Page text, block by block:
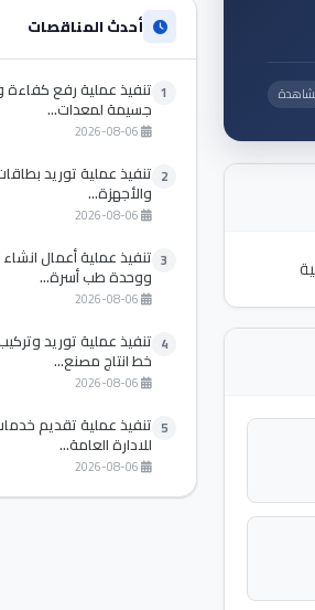
أحدث المناقصات
1 تنفيذ عملية رفع كفاءة
جسيمة لمعدات...
2 تنفيذ عملية توريد
والأجهزة...
3 تنفيذ عملية أعمال
ووحدة طب أسرة...
4 تنفيذ عملية توريد
خط انتاج مصنع...
5 تنفيذ عملية تقديم
للادارة العامة...